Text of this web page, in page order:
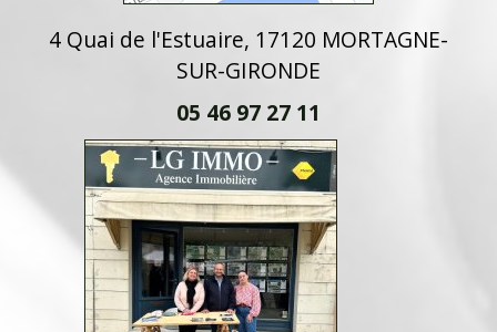
4 Quai de l'Estuaire, 17120 MORTAGNE-
SUR-GIRONDE
05 46 97 27 11